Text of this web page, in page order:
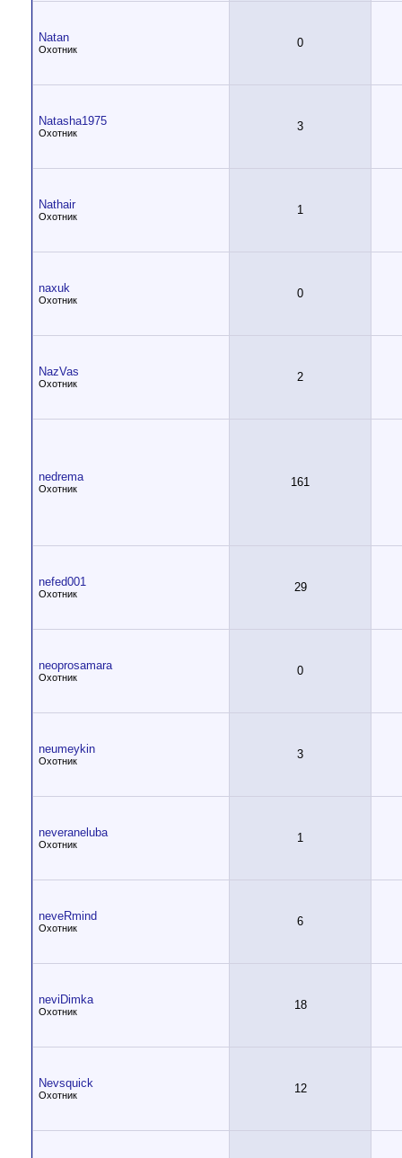
Natan
Охотник 0
Natasha1975
Охотник 3
Nathair
Охотник 1
naxuk
Охотник 0
NazVas
Охотник 2
nedrema
Охотник 161
nefed001
Охотник 29
neoprosamara
Охотник 0
neumeykin
Охотник 3
neveraneluba
Охотник 1
neveRmind
Охотник 6
neviDimka
Охотник 18
Nevsquick
Охотник 12